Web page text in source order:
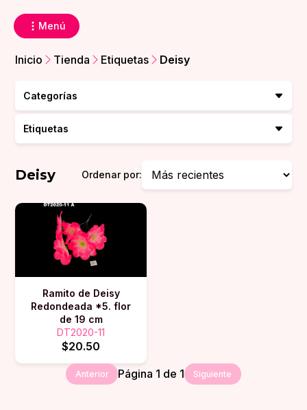
Menú
Inicio Tienda Etiquetas Deisy
Categorías
Etiquetas
Deisy Ordenar por:
Ramito de Deisy
Redondeada *5. flor
de 19 cm
DT2020-11
$20.50
Anterior Página 1 de 1 Siguiente